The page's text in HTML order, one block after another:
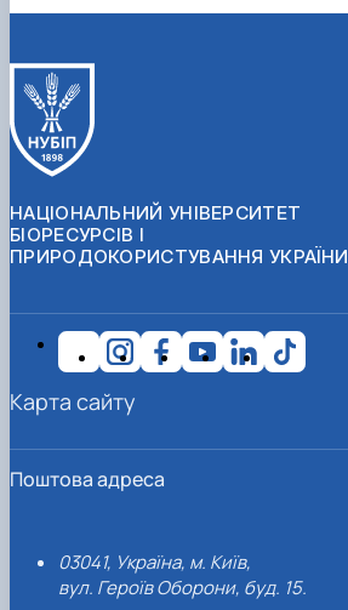
НАЦІОНАЛЬНИЙ УНІВЕРСИТЕТ
БІОРЕСУРСІВ І
ПРИРОДОКОРИСТУВАННЯ УКРАЇНИ
Поштова адреса
03041, Україна, м. Київ,
вул. Героїв Оборони, буд. 15.
Карта сайту